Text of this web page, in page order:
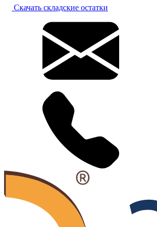
Скачать складские остатки